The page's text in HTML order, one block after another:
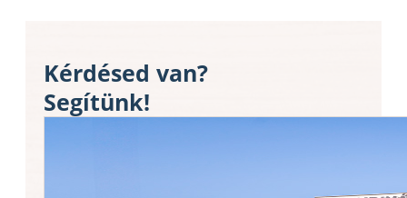
Kérdésed van?
Segítünk!